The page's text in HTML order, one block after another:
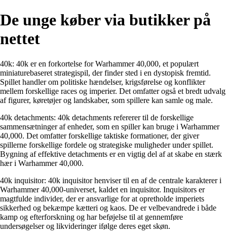
De unge køber via butikker på
nettet
40k: 40k er en forkortelse for Warhammer 40,000, et populært
miniaturebaseret strategispil, der finder sted i en dystopisk fremtid.
Spillet handler om politiske hændelser, krigsførelse og konflikter
mellem forskellige races og imperier. Det omfatter også et bredt udvalg
af figurer, køretøjer og landskaber, som spillere kan samle og male.
40k detachments: 40k detachments refererer til de forskellige
sammensætninger af enheder, som en spiller kan bruge i Warhammer
40,000. Det omfatter forskellige taktiske formationer, der giver
spillerne forskellige fordele og strategiske muligheder under spillet.
Bygning af effektive detachments er en vigtig del af at skabe en stærk
hær i Warhammer 40,000.
40k inquisitor: 40k inquisitor henviser til en af ​​de centrale karakterer i
Warhammer 40,000-universet, kaldet en inquisitor. Inquisitors er
magtfulde individer, der er ansvarlige for at opretholde imperiets
sikkerhed og bekæmpe kætteri og kaos. De er velbevandrede i både
kamp og efterforskning og har beføjelse til at gennemføre
undersøgelser og likvideringer ifølge deres eget skøn.